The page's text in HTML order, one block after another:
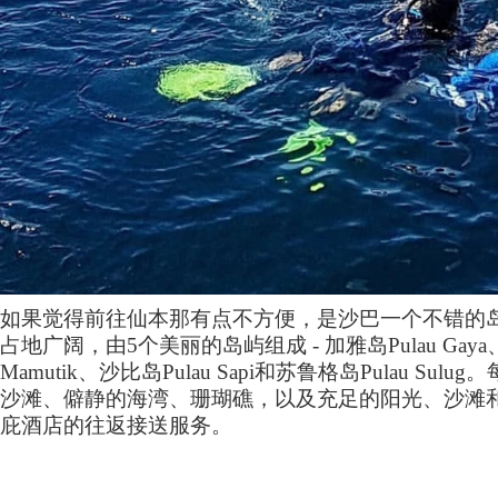
如果觉得前往仙本那有点不方便，是沙巴一个不错的
占地广阔，由5个美丽的岛屿组成 - 加雅岛Pulau Gaya
Mamutik、沙比岛Pulau Sapi和苏鲁格岛Pulau Sulug。
沙滩、僻静的海湾、珊瑚礁，以及充足的阳光、沙
庇酒店的往返接送服务。